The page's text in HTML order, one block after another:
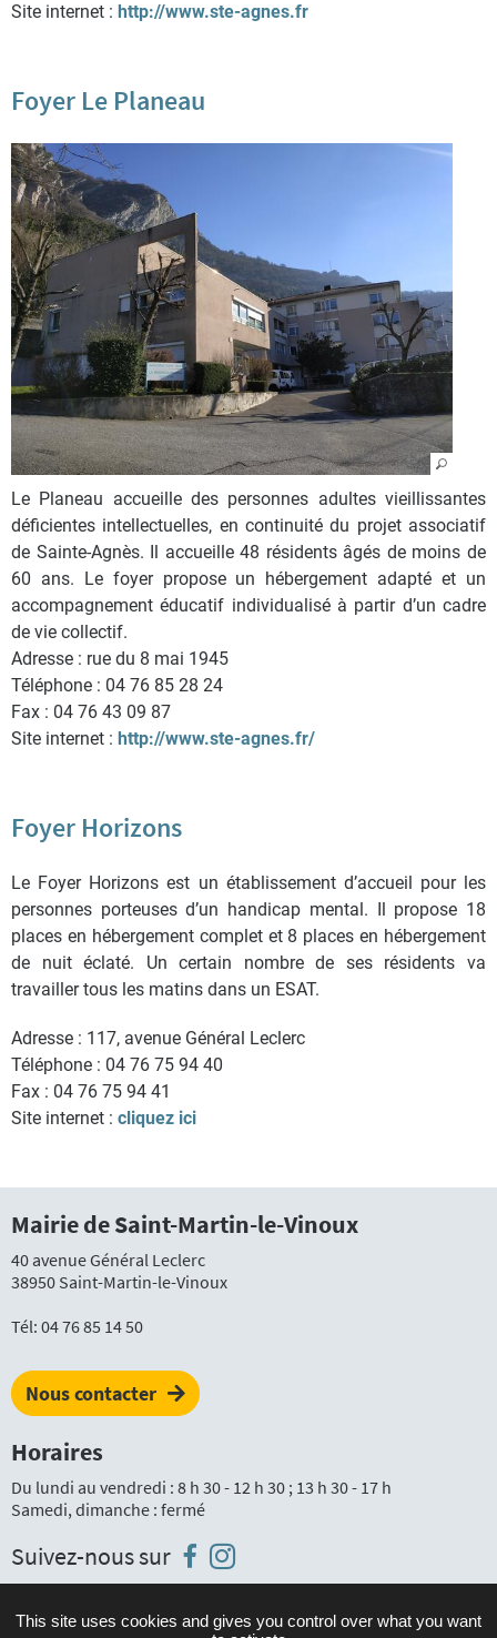
Site internet : http://www.ste-agnes.fr
Foyer Le Planeau
Le Planeau accueille des personnes adultes vieillissantes
déficientes intellectuelles, en continuité du projet associatif
de Sainte-Agnès. Il accueille 48 résidents âgés de moins de
60 ans. Le foyer propose un hébergement adapté et un
accompagnement éducatif individualisé à partir d’un cadre
de vie collectif.
Adresse : rue du 8 mai 1945
Téléphone : 04 76 85 28 24
Fax : 04 76 43 09 87
Site internet : http://www.ste-agnes.fr/
Foyer Horizons
Le Foyer Horizons est un établissement d’accueil pour les
personnes porteuses d’un handicap mental. Il propose 18
places en hébergement complet et 8 places en hébergement
de nuit éclaté. Un certain nombre de ses résidents va
travailler tous les matins dans un ESAT.
Adresse : 117, avenue Général Leclerc
Téléphone : 04 76 75 94 40
Fax : 04 76 75 94 41
Site internet : cliquez ici
Mairie de Saint-Martin-le-Vinoux
40 avenue Général Leclerc
38950 Saint-Martin-le-Vinoux
Tél: 04 76 85 14 50
Nous contacter
Horaires
Du lundi au vendredi : 8 h 30 - 12 h 30 ; 13 h 30 - 17 h
Samedi, dimanche : fermé
Suivez-nous sur Facebook
Instagram
This site uses cookies and gives you control over what you want